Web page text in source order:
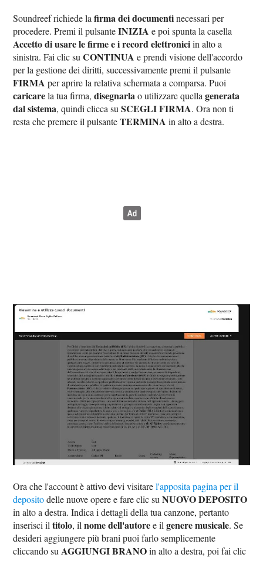
Soundreef richiede lafirma dei documentinecessari per
procedere. Premi il pulsanteINIZIA e poi spunta la casella
Accetto di usare le firme e i record elettroniciin alto a
sinistra. Fai clic suCONTINUA e prendi visione dell'accordo
per la gestione dei diritti, successivamente premi il pulsante
FIRMA per aprire la relativa schermata a comparsa. Puoi
caricarela tua firma,disegnarlao utilizzare quellagenerata
dal sistema, quindi clicca suSCEGLI FIRMA. Ora non ti
resta che premere il pulsanteTERMINA in alto a destra.
Ora che l'account è attivo devi visitarel'apposita pagina per il
depositodelle nuove opere e fare clic suNUOVO DEPOSITO
in alto a destra. Indica i dettagli della tua canzone, pertanto
inserisci iltitolo, ilnome dell'autoree ilgenere musicale. Se
desideri aggiungere più brani puoi farlo semplicemente
cliccando su AGGIUNGI BRANOin alto a destra, poi fai clic